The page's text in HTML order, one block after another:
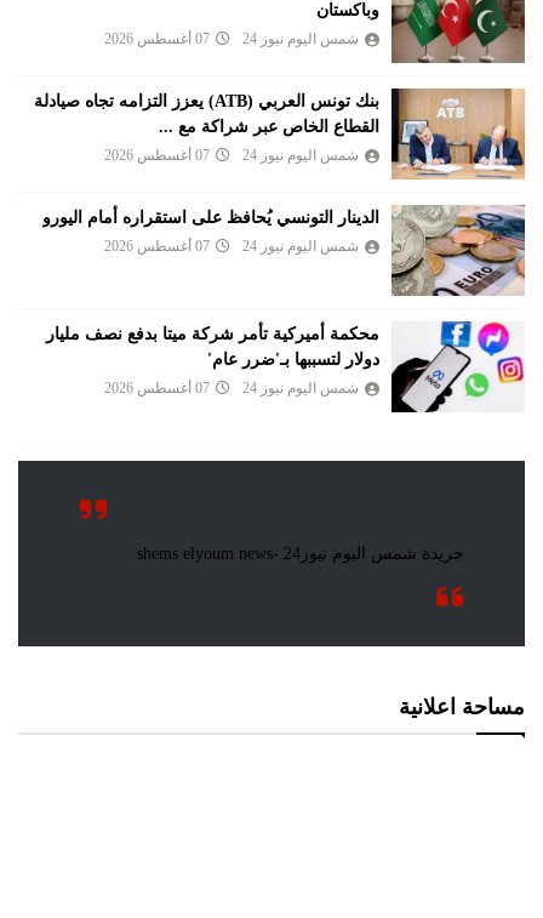
وباكستان
شمس اليوم نيوز 24 07 أغسطس 2026
بنك تونس العربي (ATB) يعزز التزامه تجاه صيادلة
القطاع الخاص عبر شراكة مع ...
شمس اليوم نيوز 24 07 أغسطس 2026
الدينار التونسي يُحافظ على استقراره أمام اليورو
شمس اليوم نيوز 24 07 أغسطس 2026
محكمة أميركية تأمر شركة ميتا بدفع نصف مليار
دولار لتسببها بـ'ضرر عام'
شمس اليوم نيوز 24 07 أغسطس 2026
مساحة اعلانية